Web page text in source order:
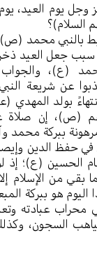
وجل يوم العيد،
السلام)؟
بالنبي محمد
جعل العيد ذخراً
(ع)، والجواب
عن شريعة
بولد المهدي
إن صلاة
ببركة
حفظ الدين
الحسين (ع)؛ إذ
بقي من الإسلام
اليوم هو ببركة
محراب عبادته
السجون،